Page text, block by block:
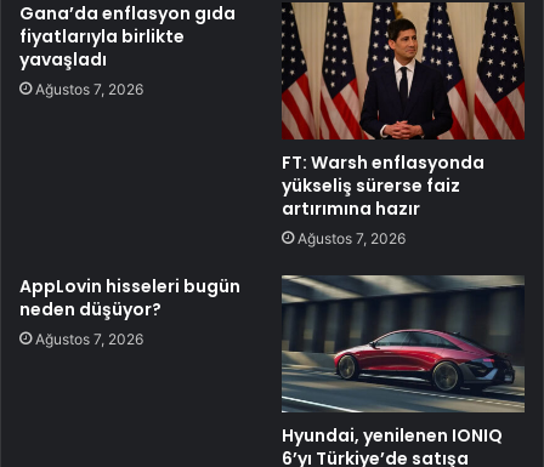
Gana’da enflasyon gıda
fiyatlarıyla birlikte
yavaşladı
Ağustos 7, 2026
FT: Warsh enflasyonda
yükseliş sürerse faiz
artırımına hazır
Ağustos 7, 2026
AppLovin hisseleri bugün
neden düşüyor?
Ağustos 7, 2026
Hyundai, yenilenen IONIQ
6’yı Türkiye’de satışa